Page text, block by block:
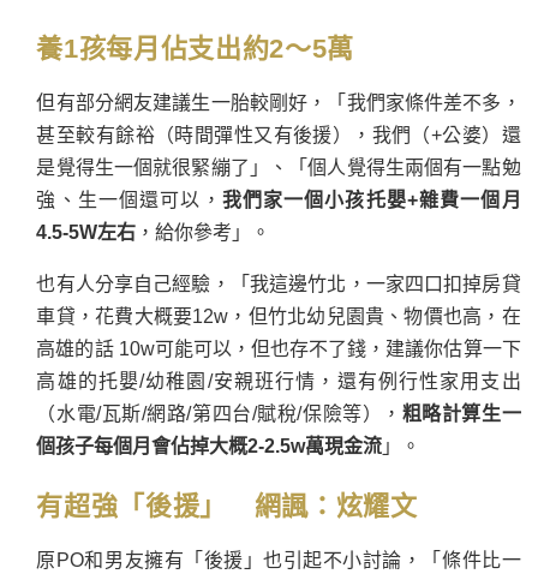
養1孩每月佔支出約2～5萬
但有部分網友建議生一胎較剛好，「我們家條件差不多，
甚至較有餘裕（時間彈性又有後援），我們（+公婆）還
是覺得生一個就很緊繃了」、「個人覺得生兩個有一點勉
強、生一個還可以， 我們家一個小孩托嬰+雜費一個月
4.5-5W左右 ，給你參考」。
也有人分享自己經驗，「我這邊竹北，一家四口扣掉房貸
車貸，花費大概要12w，但竹北幼兒園貴、物價也高，在
高雄的話 10w可能可以，但也存不了錢，建議你估算一下
高雄的托嬰/幼稚園/安親班行情，還有例行性家用支出
（水電/瓦斯/網路/第四台/賦稅/保險等）， 粗略計算生一
個孩子每個月會佔掉大概2-2.5w萬現金流 」。
有超強「後援」 網諷：炫耀文
原PO和男友擁有「後援」也引起不小討論，「條件比一